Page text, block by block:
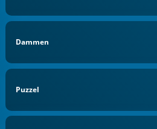
Dammen
Puzzel